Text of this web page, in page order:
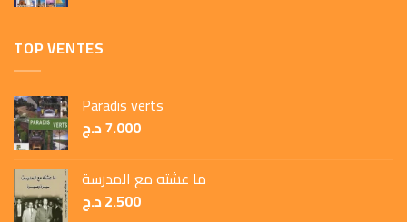
TOP VENTES
Paradis verts
7.000د.ج
ما عشته مع المدرسة
2.500د.ج